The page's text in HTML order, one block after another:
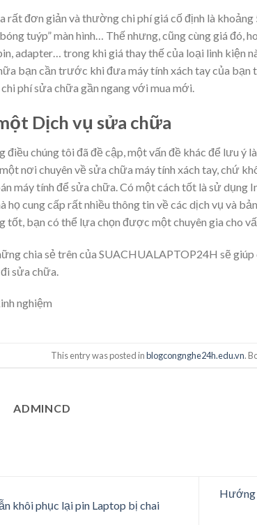
rất đơn giản và thường chi phí giá cố định là
tuýp” màn hình… Thế nhưng, cũng cùng giá đó,
adapter… trong khi giá thay thế của loại linh kiện
bạn cần trước khi đưa máy tính xách tay của bạn
phí sửa chữa gần ngang với mua mới.
Dịch vụ sửa chữa
điều chúng tôi đã đề cập, một vấn đề khác để lưu ý
nơi chuyên về sửa chữa máy tính xách tay, chứ
máy tính để sửa chữa. Có một cách tốt là sử
họ cung cấp rất nhiều thông tin về các dịch vụ và
tốt, bạn có thể lựa chọn được một chuyên gia cho
chia sẻ trên của SUACHUALAPTOP24H sẽ
sửa chữa.
nghiệm
This entry was posted inblogcongnghe24h.edu.vn.
ADMINCD
khôi phục lại pin Laptop bị chai
Hướng